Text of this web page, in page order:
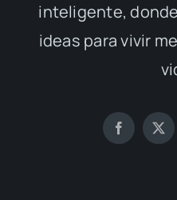
inteligente,
ideas para vivir